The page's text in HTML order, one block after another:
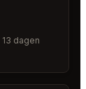
13 dagen